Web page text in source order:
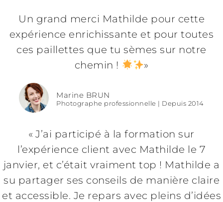
Un grand merci Mathilde pour cette
expérience enrichissante et pour toutes
ces paillettes que tu sèmes sur notre
chemin !
»
Marine BRUN
Photographe professionnelle | Depuis 2014
«J’ai participé à la formation sur
l’expérience client avec Mathilde le 7
janvier, et c’était vraiment top ! Mathilde a
su partager ses conseils de manière claire
et accessible. Je repars avec pleins d’idées